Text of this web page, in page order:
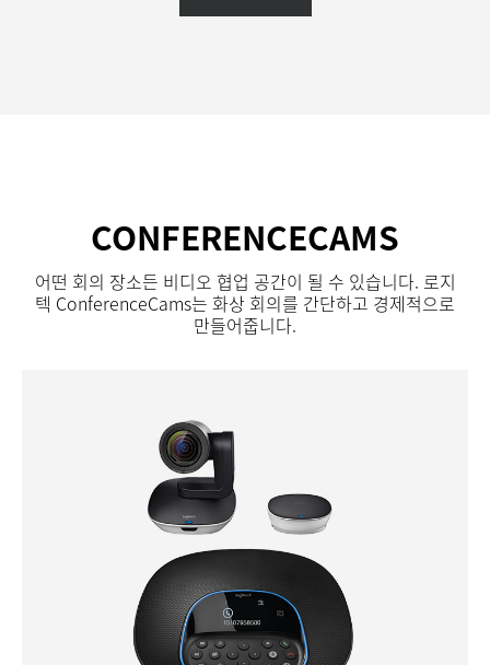
CONFERENCECAMS
어떤 회의 장소든 비디오 협업 공간이 될 수 있습니다. 로지
텍 ConferenceCams는 화상 회의를 간단하고 경제적으로
만들어줍니다.